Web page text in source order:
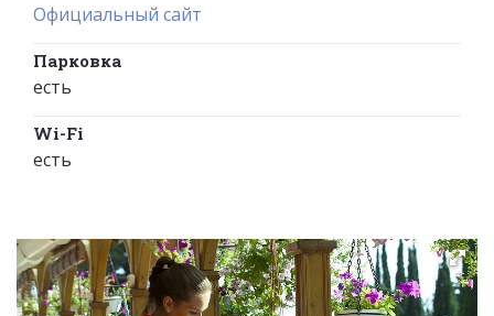
Официальный сайт
Парковка
есть
Wi-Fi
есть